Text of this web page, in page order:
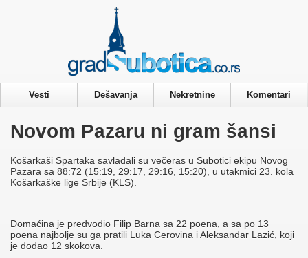
Vesti Dešavanja Nekretnine Komentari
Novom Pazaru ni gram šansi
Košarkaši Spartaka savladali su večeras u Subotici ekipu Novog
Pazara sa 88:72 (15:19, 29:17, 29:16, 15:20), u utakmici 23. kola
Košarkaške lige Srbije (KLS).
Domaćina je predvodio Filip Barna sa 22 poena, a sa po 13
poena najbolje su ga pratili Luka Cerovina i Aleksandar Lazić, koji
je dodao 12 skokova.
Privacy & Cookies Policy